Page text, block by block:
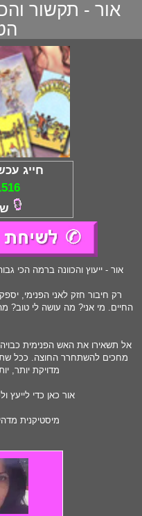
אור - תקשור
חייג
אור - ייעוץ והכוונה ברמה הכי
רק חיבור חזק לאני הפנימי,
החיים. מי אני? מה עושה לי טוב?
אל תשאירו את האש הפנימית
מחכים להשתחרר החוצה. ככל
מדויקת יותר,
אור כאן כדי לייעץ
מיסטיקנית